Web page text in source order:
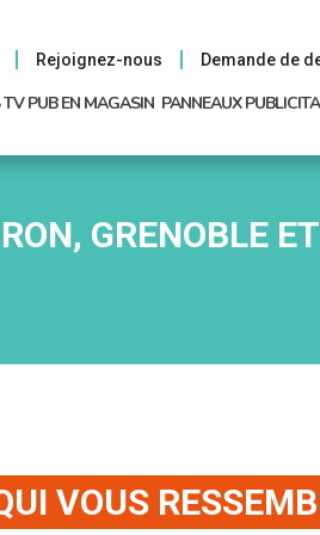
Rejoignez-nous Demande de
TV PUB EN MAGASIN PANNEAUX
GRENOBLE
VOUS